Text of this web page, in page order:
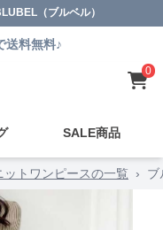
（ブルベル）
送料無料♪
0
SALE商品
ットワンピースの一覧 › ブ